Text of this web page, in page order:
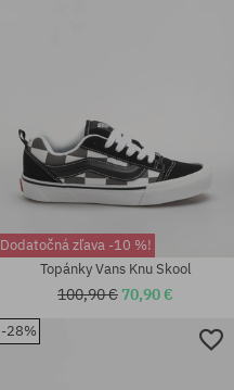
Dodatočná zľava -10 %!
Topánky Vans Knu Skool
100,90 € 70,90 €
-28%